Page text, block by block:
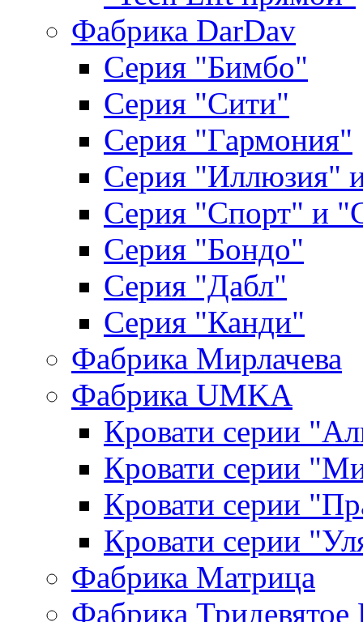
Фабрика DarDav
Серия "Бимбо"
Серия "Сити"
Серия "Гармония"
Серия "Иллюзия"
Серия "Спорт" и
Серия "Бондо"
Серия "Дабл"
Серия "Канди"
Фабрика Мирлачева
Фабрика UMKA
Кровати серии
Кровати серии
Кровати серии
Кровати серии
Фабрика Матрица
Фабрика Тридевятое